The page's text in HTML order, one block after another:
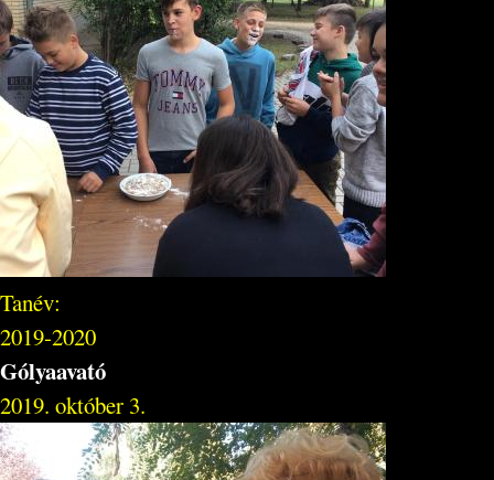
Tanév:
2019-2020
Gólyaavató
2019. október 3.